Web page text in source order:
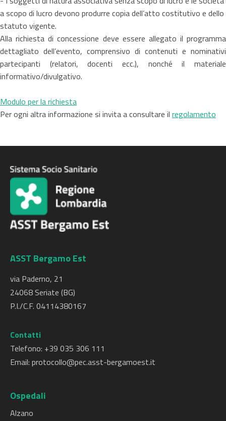
a scopo di lucro devono produrre copia dell’atto costitutivo e dello
statuto vigente.
Alla richiesta di concessione deve essere allegato il programma
dettagliato dell’evento, comprensivo di contenuti e nominativi
partecipanti (relatori, docenti ecc.), nonché il materiale
informativo/divulgativo.
Modulo per la richiesta
Per ogni altra informazione si invita a consultare il regolamento
ASST Bergamo Est
via Paderno, 21
24068 Seriate (BG)
P.I./C.F. 04114380167
Contatti
Telefono: +39 035 306 111
Email: protocollo@pec.asst-bergamoest.it
Ospedali
Alzano